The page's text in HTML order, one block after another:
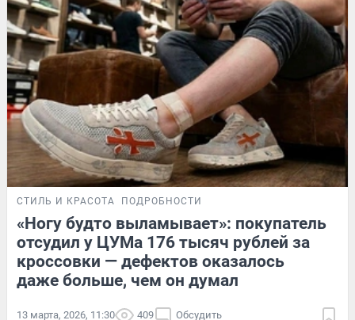
СТИЛЬ И КРАСОТА ПОДРОБНОСТИ
«Ногу будто выламывает»: покупатель
отсудил у ЦУМа 176 тысяч рублей за
кроссовки — дефектов оказалось
даже больше, чем он думал
13 марта, 2026, 11:30 409 Обсудить